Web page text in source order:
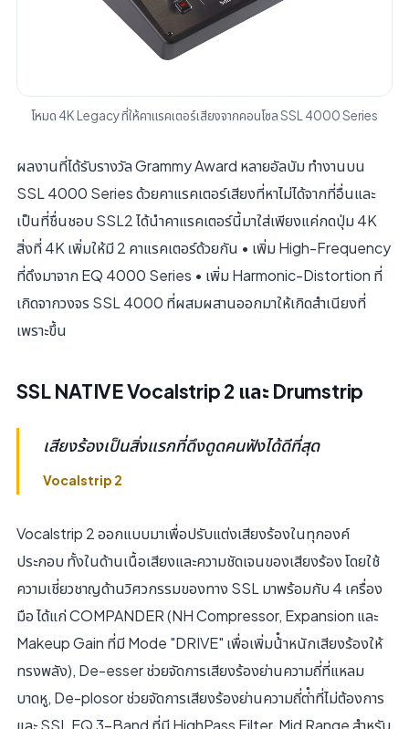
โหมด 4K Legacy ที่ให้คาแรคเตอร์เสียงจากคอนโซล SSL 4000 Series
ผลงานที่ได้รับรางวัล Grammy Award หลายอัลบัม ทํางานบน
SSL 4000 Series ด้วยคาแรคเตอร์เสียงที่หาไม่ได้จากที่อื่นและ
เป็นที่ชื่นชอบ SSL2 ได้นําคาแรคเตอร์นี้มาใส่เพียงแค่กดปุ่ม 4K
สิ่งที่ 4K เพิ่มให้มี 2 คาแรคเตอร์ด้วยกัน • เพิ่ม High-Frequency
ที่ดึงมาจาก EQ 4000 Series • เพิ่ม Harmonic-Distortion ที่
เกิดจากวงจร SSL 4000 ที่ผสมผสานออกมาให้เกิดสําเนียงที่
เพราะขึ้น
SSL NATIVE Vocalstrip 2 และ Drumstrip
เสียงร้องเป็นสิ่งแรกที่ดึงดูดคนฟังได้ดีที่สุด
Vocalstrip 2
Vocalstrip 2 ออกแบบมาเพื่อปรับแต่งเสียงร้องในทุกองค์
ประกอบ ทั้งในด้านเนื้อเสียงและความชัดเจนของเสียงร้อง โดยใช้
ความเชี่ยวชาญด้านวิศวกรรมของทาง SSL มาพร้อมกับ 4 เครื่อง
มือ ได้แก่ COMPANDER (NH Compressor, Expansion และ
Makeup Gain ที่มี Mode "DRIVE" เพื่อเพิ่มน้ําหนักเสียงร้องให้
ทรงพลัง), De-esser ช่วยจัดการเสียงร้องย่านความถี่ที่แหลม
บาดหู, De-plosor ช่วยจัดการเสียงร้องย่านความถี่ต่ําที่ไม่ต้องการ
และ SSL EQ 3-Band ที่มี HighPass Filter, Mid Range สําหรับ